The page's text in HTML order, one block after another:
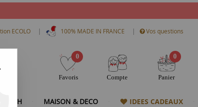
ECOLO | 100% MADE IN FRANCE | Vos questions
0
Favoris Compte
0
Panier
TECH MAISON & DECO IDEES CADEAUX